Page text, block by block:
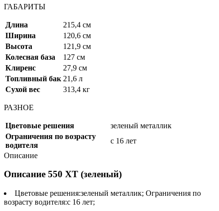
ГАБАРИТЫ
Длина
215,4 см
Ширина
120,6 см
Высота
121,9 см
Колесная база
127 см
Клиренс
27,9 см
Топливный бак 21,6 л
Сухой вес
313,4 кг
РАЗНОЕ
Цветовые решения
зеленый металлик
Ограничения по возрасту
водителя
с 16 лет
Описание
Описание 550 XT (зеленый)
Цветовые решения:зеленый металлик; Ограничения по
возрасту водителя:с 16 лет;